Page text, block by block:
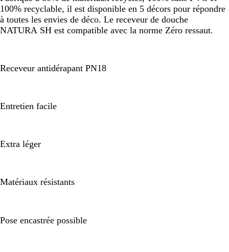
100% recyclable, il est disponible en 5 décors pour répondre
à toutes les envies de déco. Le receveur de douche
NATURA SH est compatible avec la norme Zéro ressaut.
Receveur antidérapant PN18
Entretien facile
Extra léger
Matériaux résistants
Pose encastrée possible